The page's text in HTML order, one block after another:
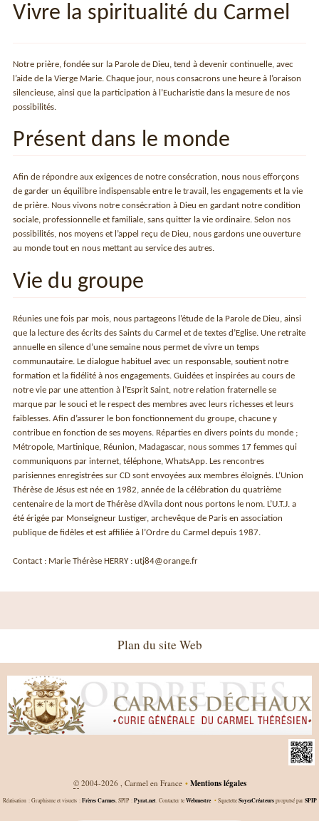
Vivre la spiritualité du Carmel
Notre prière, fondée sur la Parole de Dieu, tend à devenir continuelle, avec
l’aide de la Vierge Marie. Chaque jour, nous consacrons une heure à l’oraison
silencieuse, ainsi que la participation à l’Eucharistie dans la mesure de nos
possibilités.
Présent dans le monde
Afin de répondre aux exigences de notre consécration, nous nous efforçons
de garder un équilibre indispensable entre le travail, les engagements et la vie
de prière. Nous vivons notre consécration à Dieu en gardant notre condition
sociale, professionnelle et familiale, sans quitter la vie ordinaire. Selon nos
possibilités, nos moyens et l’appel reçu de Dieu, nous gardons une ouverture
au monde tout en nous mettant au service des autres.
Vie du groupe
Réunies une fois par mois, nous partageons l’étude de la Parole de Dieu, ainsi
que la lecture des écrits des Saints du Carmel et de textes d’Eglise. Une retraite
annuelle en silence d’une semaine nous permet de vivre un temps
communautaire. Le dialogue habituel avec un responsable, soutient notre
formation et la fidélité à nos engagements. Guidées et inspirées au cours de
notre vie par une attention à l’Esprit Saint, notre relation fraternelle se
marque par le souci et le respect des membres avec leurs richesses et leurs
faiblesses. Afin d’assurer le bon fonctionnement du groupe, chacune y
contribue en fonction de ses moyens. Réparties en divers points du monde ;
Métropole, Martinique, Réunion, Madagascar, nous sommes 17 femmes qui
communiquons par internet, téléphone, WhatsApp. Les rencontres
parisiennes enregistrées sur CD sont envoyées aux membres éloignés. L’Union
Thérèse de Jésus est née en 1982, année de la célébration du quatrième
centenaire de la mort de Thérèse d’Avila dont nous portons le nom. L’U.T.J. a
été érigée par Monseigneur Lustiger, archevêque de Paris en association
publique de fidèles et est affiliée à l’Ordre du Carmel depuis 1987.
Contact : Marie Thérèse HERRY : utj84@orange.fr
Plan du site Web
©2004-2026 , Carmel en France • Mentions légales
Réalisation : Graphisme et visuels : Frères Carmes, SPIP : Pyrat.net. Contacter le Webmestre •Squelette SoyezCréateurspropulsé par SPIP